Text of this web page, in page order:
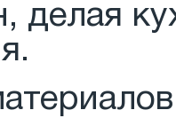
делая